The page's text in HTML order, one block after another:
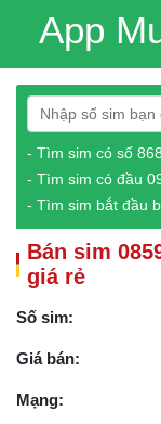
App
- Tìm sim có số
- Tìm sim có đầu
- Tìm sim bắt đầu
Bán sim
giá rẻ
Số sim:
Giá bán:
Mạng: